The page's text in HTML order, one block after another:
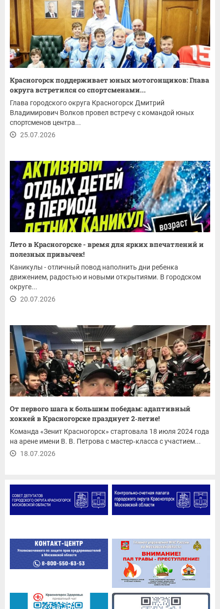
Красногорск поддерживает юных мотогонщиков: Глава
округа встретился со спортсменами...
Глава городского округа Красногорск Дмитрий
Владимирович Волков провел встречу с командой юных
спортсменов центра...
25.07.2026
Лето в Красногорске - время для ярких впечатлений и
полезных привычек!
Каникулы - отличный повод наполнить дни ребенка
движением, радостью и новыми открытиями. В городском
округе...
20.07.2026
От первого шага к большим победам: адаптивный
хоккей в Красногорске празднует 2‑летие!
Команда «Зенит Красногорск» стартовала 18 июля 2024 года
на арене имени В. В. Петрова с мастер‑класса с участием...
18.07.2026